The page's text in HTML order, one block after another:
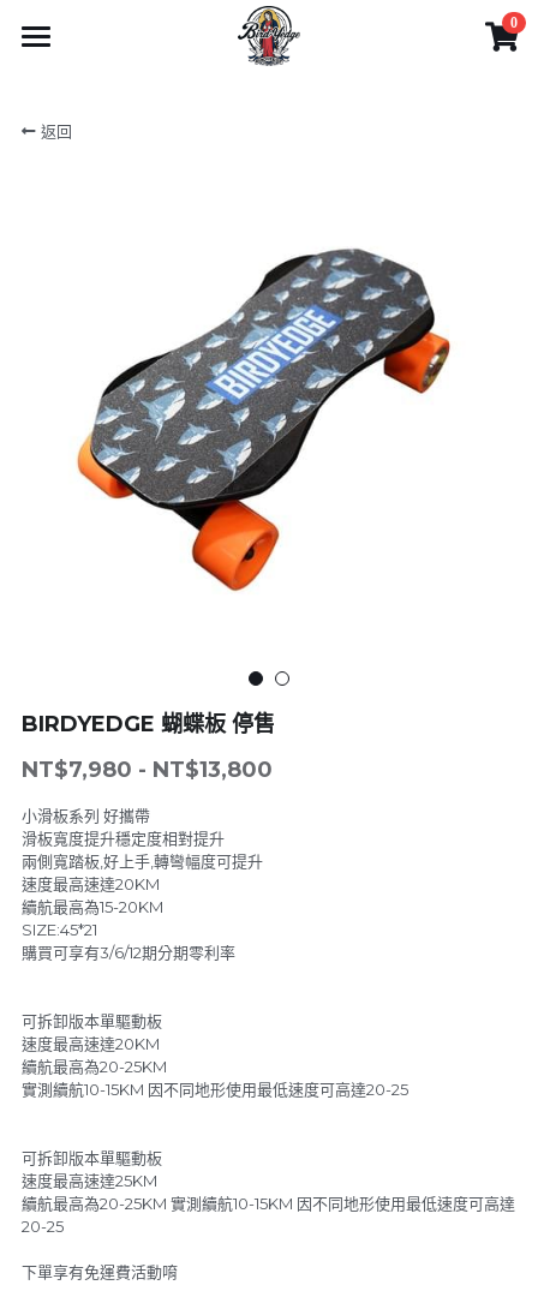
0
商品
電動滑板系列
1迷你型滑板系列
2攜帶型滑板系列
3玩家級滑板系列
4專家級滑板系列
6可拆卸-出國需求無限擴充
配件系列
電動工具
刷卡分期
實體店面服務
產品購買注意事項
網路客服
藝人網紅推薦
藝人推薦
網友推薦
Facebook
搜索
LINE
返回
BIRDYEDGE 蝴蝶板 停售
NT$7,980 - NT$13,800
小滑板系列 好攜帶
滑板寬度提升穩定度相對提升
兩側寬踏板,好上手,轉彎幅度可提升
速度最高速達20KM
續航最高為15-20KM
SIZE:45*21
購買可享有3/6/12期分期零利率
可拆卸版本單驅動板
速度最高速達20KM
續航最高為20-25KM
實測續航10-15KM 因不同地形使用最低速度可高達20-25
可拆卸版本單驅動板
速度最高速達25KM
續航最高為20-25KM 實測續航10-15KM 因不同地形使用最低速度可高達
20-25
下單享有免運費活動唷
×
商品分類
1迷你型滑板系列
6可拆卸-出國需求無限擴充
5越野胎滑板系列
7技術板與長板-無動力
電動滑板車系列